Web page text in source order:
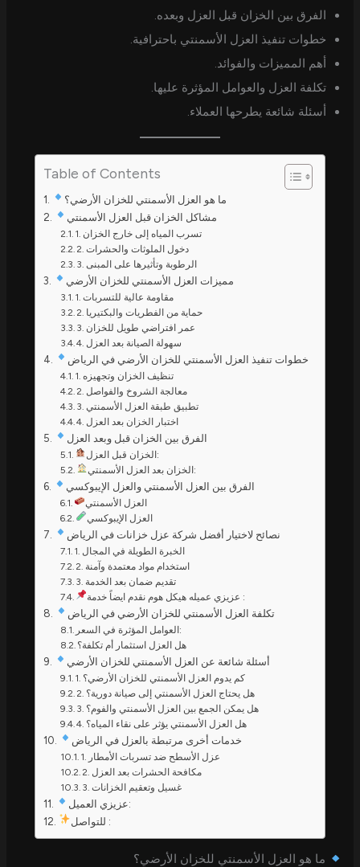
الفرق بين الخزان قبل العزل وبعده.
خطوات تنفيذ العزل الأسمنتي باحترافية.
أهم المميزات والفوائد.
تكلفة العزل والعوامل المؤثرة عليها.
أسئلة شائعة يطرحها العملاء.
Table of Contents
ما هو العزل الأسمنتي للخزان الأرضي؟
مشاكل الخزان قبل العزل الأسمنتي
1. تسرب المياه إلى خارج الخزان
2. دخول الملوثات والحشرات
3. الرطوبة وتأثيرها على المبنى
مميزات العزل الأسمنتي للخزان الأرضي
1. مقاومة عالية للتسربات
2. حماية من الفطريات والبكتيريا
3. عمر افتراضي طويل للخزان
4. سهولة الصيانة بعد العزل
خطوات تنفيذ العزل الأسمنتي للخزان الأرضي في الرياض
1. تنظيف الخزان وتجهيزه
2. معالجة الشروخ والفواصل
3. تطبيق طبقة العزل الأسمنتي
4. اختبار الخزان بعد العزل
الفرق بين الخزان قبل وبعد العزل
الخزان قبل العزل:
الخزان بعد العزل الأسمنتي:
الفرق بين العزل الأسمنتي والعزل الإيبوكسي
العزل الأسمنتي
العزل الإيبوكسي
نصائح لاختيار أفضل شركة عزل خزانات في الرياض
1. الخبرة الطويلة في المجال
2. استخدام مواد معتمدة وآمنة
3. تقديم ضمان بعد الخدمة
عزيزي عميله هيكل هوم نقدم ايضاً خدمة :
تكلفة العزل الأسمنتي للخزان الأرضي في الرياض
العوامل المؤثرة في السعر:
هل العزل استثمار أم تكلفة؟
أسئلة شائعة عن العزل الأسمنتي للخزان الأرضي
1. كم يدوم العزل الأسمنتي للخزان الأرضي؟
2. هل يحتاج العزل الأسمنتي إلى صيانة دورية؟
3. هل يمكن الجمع بين العزل الأسمنتي والفوم؟
4. هل العزل الأسمنتي يؤثر على نقاء المياه؟
خدمات أخرى مرتبطة بالعزل في الرياض
1. عزل الأسطح ضد تسربات الأمطار
2. مكافحة الحشرات بعد العزل
3. غسيل وتعقيم الخزانات
عزيزي العميل:
للتواصل :
ما هو العزل الأسمنتي للخزان الأرضي؟